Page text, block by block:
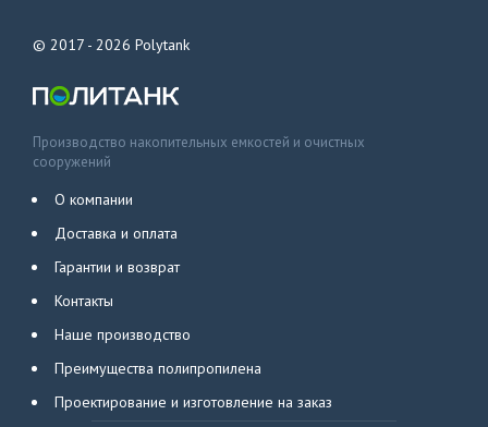
© 2017 - 2026 Polytank
Производство накопительных емкостей и очистных
сооружений
О компании
Доставка и оплата
Гарантии и возврат
Контакты
Наше производство
Преимущества полипропилена
Проектирование и изготовление на заказ